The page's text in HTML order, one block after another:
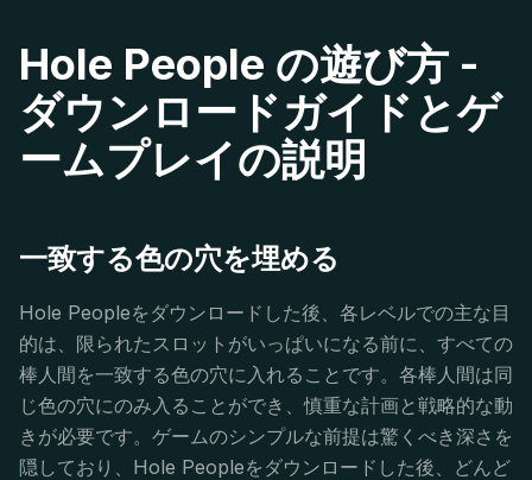
Hole People の遊び方 -
ダウンロードガイドとゲ
ームプレイの説明
一致する色の穴を埋める
Hole Peopleをダウンロードした後、各レベルでの主な目
的は、限られたスロットがいっぱいになる前に、すべての
棒人間を一致する色の穴に入れることです。各棒人間は同
じ色の穴にのみ入ることができ、慎重な計画と戦略的な動
きが必要です。ゲームのシンプルな前提は驚くべき深さを
隠しており、Hole Peopleをダウンロードした後、どんど